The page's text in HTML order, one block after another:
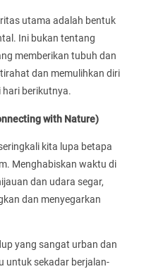
utama adalah bentuk
Ini bukan tentang
memberikan tubuh dan
dan memulihkan diri
berikutnya.
with Nature)
kita lupa betapa
Menghabiskan waktu di
dan udara segar,
dan menyegarkan
yang sangat urban dan
untuk sekadar berjalan-